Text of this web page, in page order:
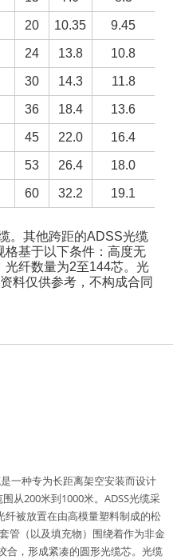
20 10.35 9.45
24 13.8 10.8
30 14.3 11.8
36 18.4 13.6
45 22.0 16.4
53 26.4 18.0
60 32.2 19.1
。其他跨距的ADSS光缆
基于以下条件：高度无
光纤数量为2至144芯。光
料仅供参考，不构成合同
一种专为长距离架空安装而设计
从200米到1000米。ADSS光缆采
纤被放置在由高模量塑料制成的松
管（以及填充物）围绕着作为非金
合，形成紧凑的圆形光缆芯。光缆